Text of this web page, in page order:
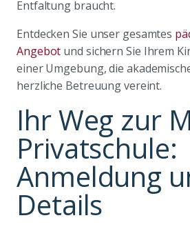
Entfaltung braucht.
Entdecken Sie unser gesamtes
Angebot und sichern Sie Ihrem
einer Umgebung, die
herzliche Betreuung vereint.
Ihr Weg zur
Privatschule:
Anmeldung
Details